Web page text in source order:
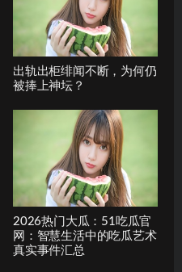
出轨出柜绯闻不断，为何仍
被捧上神坛？
2026热门大瓜：51吃瓜官
网：智慧生活中的吃瓜艺术
真实事件汇总